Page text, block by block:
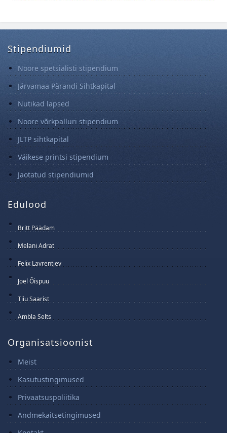
Stipendiumid
Noore spetsialisti stipendium
Järvamaa Pärandi Sihtkapital
Nutikad lapsed
Noore võrkpalluri stipendium
JLTP sihtkapital
Väikese printsi stipendium
Jaotatud stipendiumid
Edulood
Britt Päädam
15 Juuni 2025
Melani Adrat
14 Juuni 2025
Felix Lavrentjev
13 Juuni 2025
Joel Õispuu
12 Juuni 2025
Tiiu Saarist
11 Juuni 2025
Ambla Selts
Organisatsioonist
Meist
Kasutustingimused
Privaatsuspoliitika
Andmekaitsetingimused